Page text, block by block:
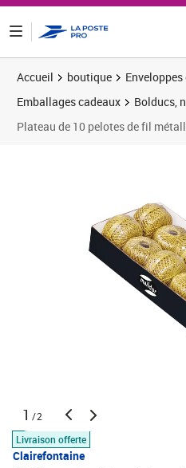
Accueil boutique
Emballages cadeaux
Bolducs,
Plateau de 10 pelotes de fil
1 /2
Livraison offerte
Clairefontaine